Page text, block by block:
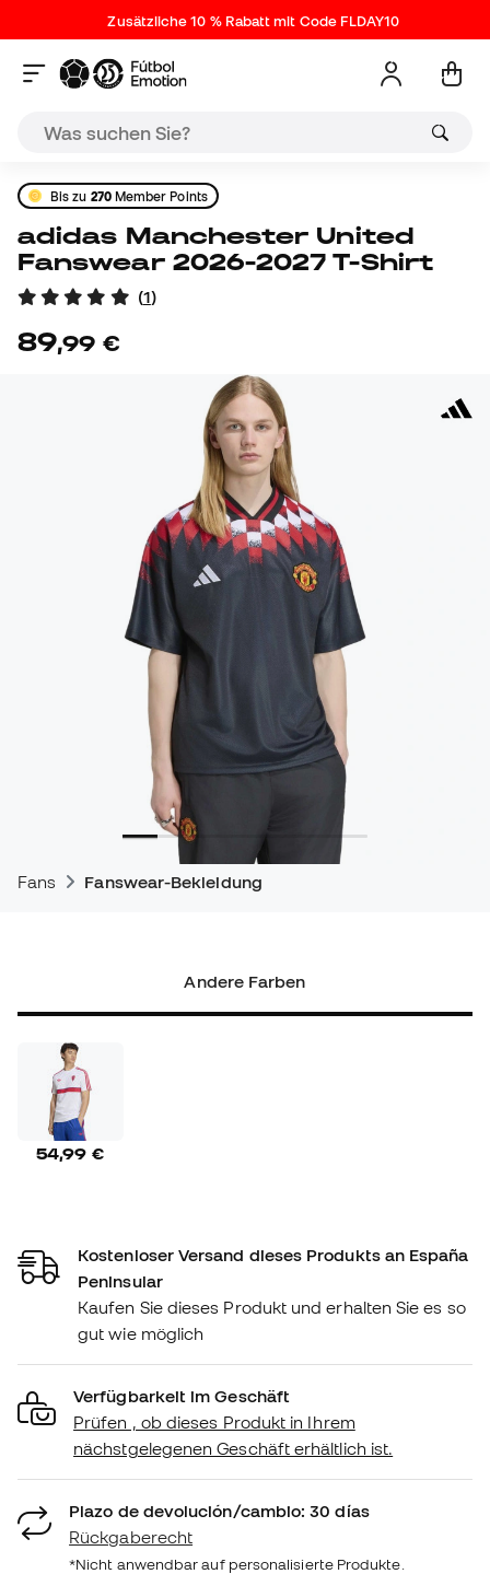
Zusätzliche 10 % Rabatt mit Code FLDAY10
Bis zu 270Member Points
adidas Manchester United
Fanswear 2026-2027 T-Shirt
(1)
89,99 €
Fans Fanswear-Bekleidung
Andere Farben
54,99 €
Kostenloser Versand dieses Produkts an España
Peninsular
Kaufen Sie dieses Produkt und erhalten Sie es so
gut wie möglich
Verfügbarkeit im Geschäft
Prüfen , ob dieses Produkt in Ihrem
nächstgelegenen Geschäft erhältlich ist.
Plazo de devolución/cambio: 30 días
Rückgaberecht
*Nicht anwendbar auf personalisierte Produkte.